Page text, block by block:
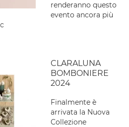
renderanno questo
evento ancora più
CLARALUNA
BOMBONIERE
2024
Finalmente è
arrivata la Nuova
Collezione